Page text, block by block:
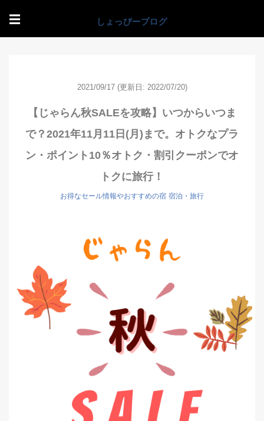
☰
2021/09/17 (更新日: 2022/07/20)
【じゃらん秋SALEを攻略】いつからいつま
で？2021年11月11日(月)まで。オトクなプラ
ン・ポイント10％オトク・割引クーポンでオ
トクに旅行！
お得なセール情報やおすすめの宿 宿泊・旅行